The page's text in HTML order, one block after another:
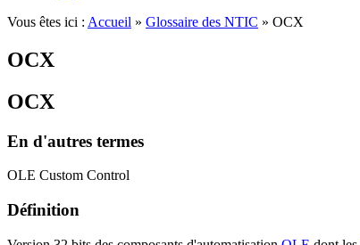
Vous êtes ici : Accueil » Glossaire des NTIC » OCX
OCX
OCX
En d'autres termes
OLE Custom Control
Définition